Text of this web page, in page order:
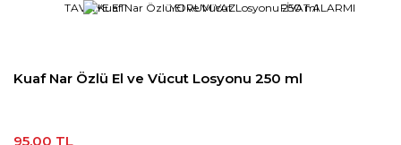
TAVSİYE ET YORUM YAZ FİYAT ALARMI
Kuaf Nar Özlü El ve Vücut Losyonu 250 ml
95,00 TL